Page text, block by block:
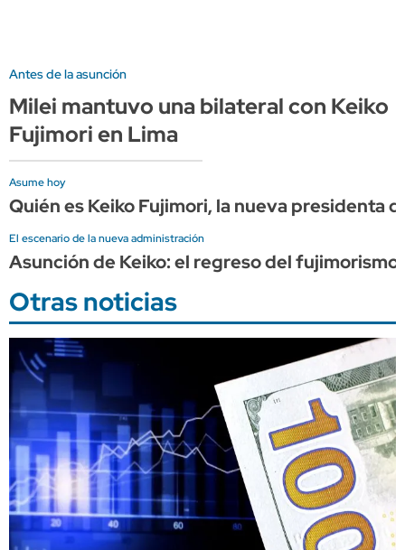
Antes de la asunción
Milei mantuvo una bilateral con Keiko
Fujimori en Lima
Asume hoy
Quién es Keiko Fujimori, la nueva presidenta
El escenario de la nueva administración
Asunción de Keiko: el regreso del fujimorismo
Otras noticias